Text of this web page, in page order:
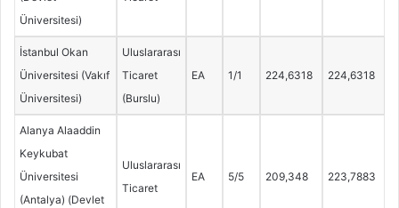
Üniversitesi)
İstanbul Okan
Üniversitesi (Vakıf
Üniversitesi)
Uluslararası
Ticaret
(Burslu)
EA 1/1 224,6318 224,6318
Alanya Alaaddin
Keykubat
Üniversitesi
(Antalya) (Devlet
Uluslararası
Ticaret
EA 5/5 209,348 223,7883